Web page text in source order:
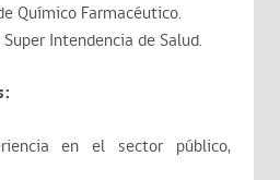
Químico Farmacéutico.
Intendencia de Salud.
en el sector público,